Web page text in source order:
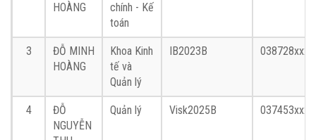
HOÀNG
chính - Kế
toán
3
ĐỖ MINH
HOÀNG
Khoa Kinh
tế và
Quản lý
IB2023B 038728xxxx
4
ĐỖ
NGUYỄN
Quản lý Visk2025B 037453xxxx